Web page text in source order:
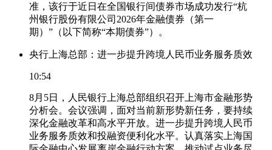
准，该行于近日在全国银行间债券市场成功发行“杭
州银行股份有限公司2026年金融债券（第一
期）”（以下简称“本期债券”）。
央行上海总部：进一步提升跨境人民币业务服务质效
10:54
8月5日，人民银行上海总部组织召开上海市金融形势
分析会。会议强调，面对当前新形势新任务，要持续
深化金融改革和高水平开放。进一步提升跨境人民币
业务服务质效和投融资便利化水平。认真落实上海国